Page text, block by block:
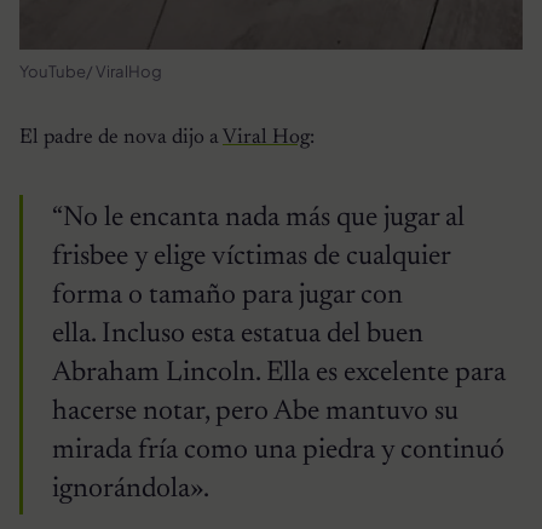
YouTube/ ViralHog
El padre de nova dijo a Viral Hog:
“No le encanta nada más que jugar al
frisbee y elige víctimas de cualquier
forma o tamaño para jugar con
ella. Incluso esta estatua del buen
Abraham Lincoln. Ella es excelente para
hacerse notar, pero Abe mantuvo su
mirada fría como una piedra y continuó
ignorándola».